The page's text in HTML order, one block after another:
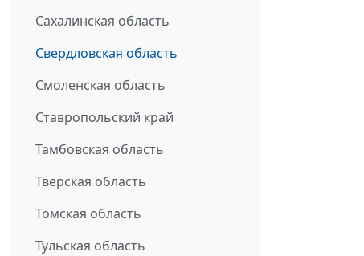
Сахалинская область
Свердловская область
Смоленская область
Ставропольский край
Тамбовская область
Тверская область
Томская область
Тульская область